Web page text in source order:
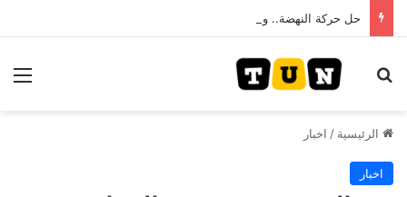
بحث عن
الرئيسية / اخبار
اخبار